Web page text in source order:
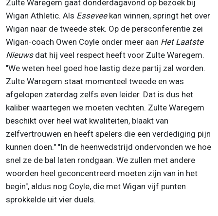
Zulte Waregem gaat donderdagavond op bezoek bij
Wigan Athletic. Als Essevee kan winnen, springt het over
Wigan naar de tweede stek. Op de persconferentie zei
Wigan-coach Owen Coyle onder meer aan Het Laatste
Nieuwsdat hij veel respect heeft voor Zulte Waregem.
"We weten heel goed hoe lastig deze partij zal worden.
Zulte Waregem staat momenteel tweede en was
afgelopen zaterdag zelfs even leider. Dat is dus het
kaliber waartegen we moeten vechten. Zulte Waregem
beschikt over heel wat kwaliteiten, blaakt van
zelfvertrouwen en heeft spelers die een verdediging pijn
kunnen doen." "In de heenwedstrijd ondervonden we hoe
snel ze de bal laten rondgaan. We zullen met andere
woorden heel geconcentreerd moeten zijn van in het
begin", aldus nog Coyle, die met Wigan vijf punten
sprokkelde uit vier duels.